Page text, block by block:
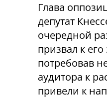
Глава
депутат
очередной
призвал к
потребовав
аудитора к
привели к